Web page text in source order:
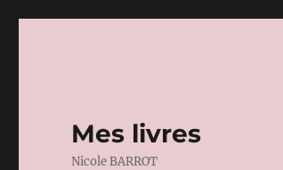
Mes livres
Nicole BARROT